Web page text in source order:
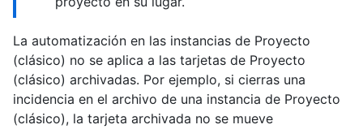
La automatización en las instancias de Proyecto
(clásico) no se aplica a las tarjetas de Proyecto
(clásico) archivadas. Por ejemplo, si cierras una
incidencia en el archivo de una instancia de Proyecto
(clásico), la tarjeta archivada no se mueve